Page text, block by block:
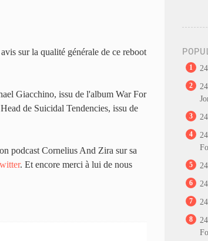
sur la qualité générale de ce reboot
Giacchino, issu de l'album War For
de Suicidal Tendencies, issu de
podcast Cornelius And Zira sur sa
. Et encore merci à lui de nous
1
2
3
4
5
6
7
8